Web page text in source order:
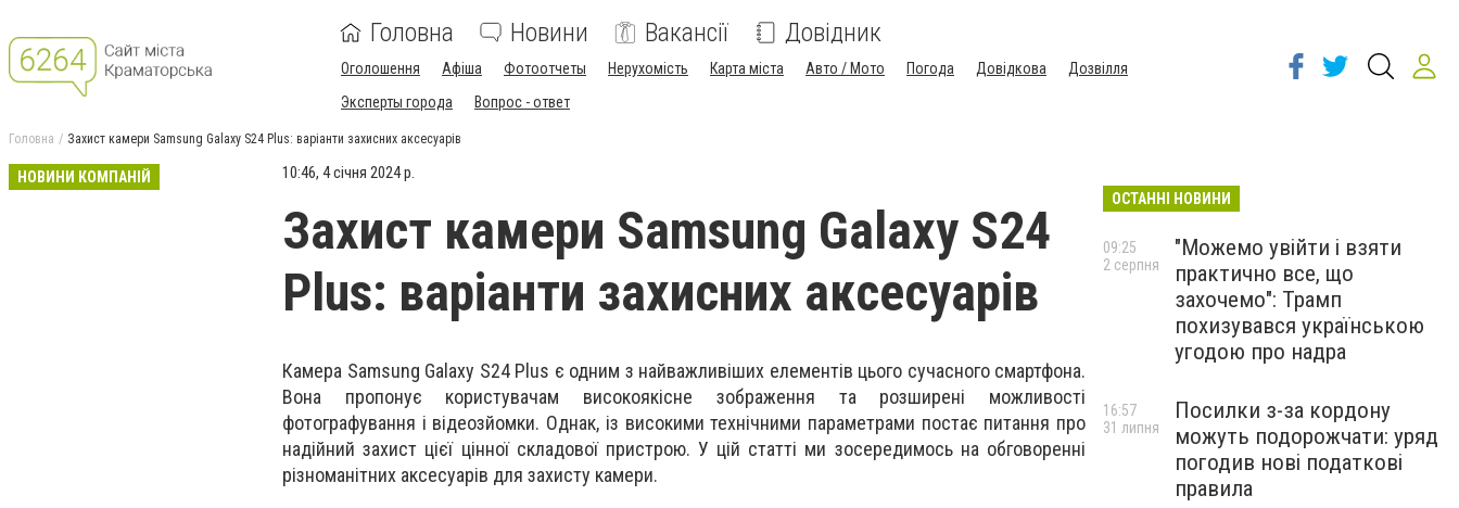
Головна Новини Вакансії Довідник
Оголошення Афіша Фотоотчеты Нерухомість Карта міста Авто / Мото Погода Довідкова
Дозвілля
Эксперты города
Вопрос - ответ
Головна Захист камери Samsung Galaxy S24 Plus: варіанти захисних аксесуарів
НОВИНИ КОМПАНІЙ 10:46, 4 січня 2024 р.
Захист камери Samsung Galaxy S24
Plus: варіанти захисних аксесуарів
Камера Samsung Galaxy S24 Plus є одним з найважливіших елементів цього сучасного смартфона.
Вона пропонує користувачам високоякісне зображення та розширені можливості
фотографування і відеозйомки. Однак, із високими технічними параметрами постає питання про
надійний захист цієї цінної складової пристрою. У цій статті ми зосередимось на обговоренні
різноманітних аксесуарів для захисту камери.
ОСТАННІ НОВИНИ
"Можемо увійти і взяти
практично все, що
захочемо": Трамп
похизувався українською
угодою про надра
09:25
2 серпня
Посилки з-за кордону
можуть подорожчати: уряд
погодив нові податкові
правила
16:57
31 липня